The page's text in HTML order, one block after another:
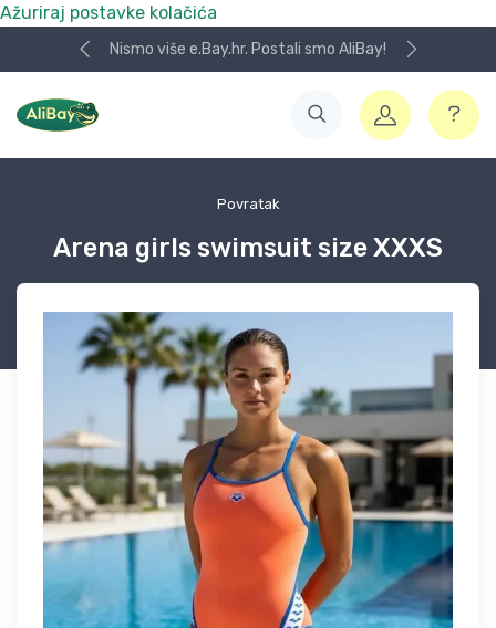
Ažuriraj postavke kolačića
Nismo više e.Bay.hr. Postali smo AliBay!
Povratak
Arena girls swimsuit size XXXS